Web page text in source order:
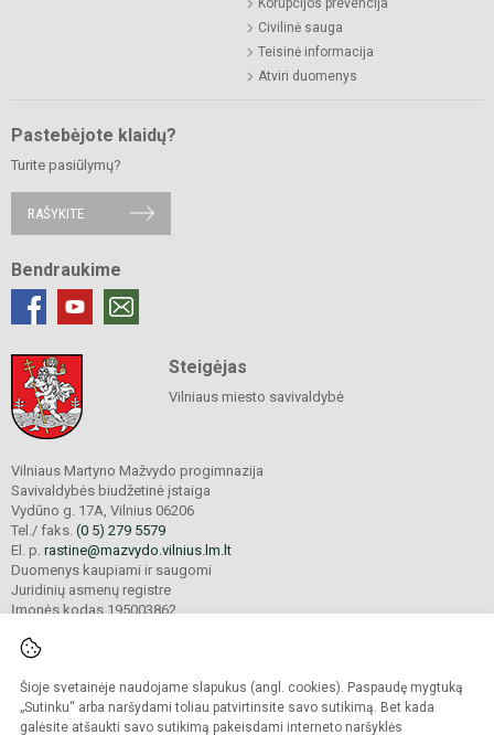
Šioje svetainėje naudojame slapukus (angl. cookies). Paspaudę mygtuką
„Sutinku“ arba naršydami toliau patvirtinsite savo sutikimą. Bet kada
galėsite atšaukti savo sutikimą pakeisdami interneto naršyklės
Civilinė sauga
Teisinė informacija
Atviri duomenys
Pastebėjote klaidų?
Turite pasiūlymų?
RAŠYKITE
Bendraukime
Steigėjas
Vilniaus miesto savivaldybė
Vilniaus Martyno Mažvydo progimnazija
Savivaldybės biudžetinė įstaiga
Vydūno g. 17A, Vilnius 06206
Tel./ faks. (0 5) 279 5579
El. p. rastine@mazvydo.vilnius.lm.lt
Duomenys kaupiami ir saugomi
Juridinių asmenų registre
Įmonės kodas 195003862
© 2022. Vilniaus Martyno Mažvydo progimnazija. Visos teisės saugomos.
Kopijuoti turinį be raštiško įstaigos administracijos sutikimo griežtai draudžiama.